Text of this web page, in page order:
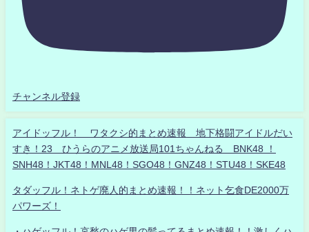
チャンネル登録
アイドッフル！ ワタクシ的まとめ速報 地下格闘アイドルだい
すき！23 ひうらのアニメ放送局101ちゃんねる BNK48 ！
SNH48！JKT48！MNL48！SGO48！GNZ48！STU48！SKE48
タダッフル！ネトゲ廃人的まとめ速報！！ネット乞食DE2000万
パワーズ！